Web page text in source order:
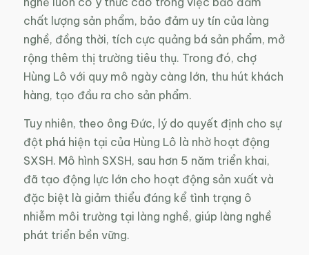
chất lượng sản phẩm, bảo đảm uy tín của làng
nghề, đồng thời, tích cực quảng bá sản phẩm, mở
rộng thêm thị trường tiêu thụ. Trong đó, chợ
Hùng Lô với quy mô ngày càng lớn, thu hút khách
hàng, tạo đầu ra cho sản phẩm.
Tuy nhiên, theo ông Đức, lý do quyết định cho sự
đột phá hiện tại của Hùng Lô là nhờ hoạt động
SXSH. Mô hình SXSH, sau hơn 5 năm triển khai,
đã tạo động lực lớn cho hoạt động sản xuất và
đặc biệt là giảm thiểu đáng kể tình trạng ô
nhiễm môi trường tại làng nghề, giúp làng nghề
phát triển bền vững.